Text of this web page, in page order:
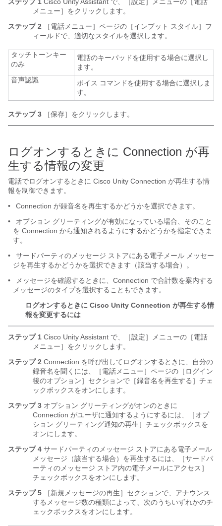
メニュー］をクリックします。
ステップ 2 ［電話メニュー］ページの［インプット スタイル］フ
ィールドで、適切なスタイルを選択します。
タッチトーンキー
のみ
電話のキーパッドを使用する場合に選択し
ます。
音声認識
ボイス コマンドを使用する場合に選択しま
す。
ステップ 3 ［保存］をクリックします。
ログオンするときに Connection が再
生する情報の変更
電話でログオンするときに Cisco Unity Connection が再生する情
報を制御できます。
•
Connection が録音名を再生するかどうかを選択できます。
•
オプション グリーティングが有効になっている場合、そのこと
を Connection から通知されるようにするかどうかを指定できま
す。
•
サードパーティのメッセージ ストアにある電子メール メッセー
ジを再生するかどうかを選択できます（該当する場合）。
•
メッセージを確認するときに、Connection で合計数を案内する
メッセージのタイプを選択することもできます。
ログオンするときに Cisco Unity Connection が再生する情
報を変更するには
ステップ 1 Cisco Unity Assistant で、［設定］メニューの［電話
メニュー］をクリックします。
ステップ 2 Connection を呼び出してログオンするときに、自分の
録音名を聞くには、［電話メニュー］ページの［ログイン
後のオプション］セクションで［録音名を再生する］チェ
ックボックスをオンにします。
ステップ 3 オプション グリーティングがオンのときに
Connection がユーザに通知するようにするには、［オプ
ション グリーティング通知の再生］チェックボックスを
オンにします。
ステップ 4 サードパーティのメッセージ ストアにある電子メール
メッセージ（該当する場合）を再生するには、［サードパ
ーティのメッセージ ストア内の電子メールにアクセス］
チェックボックスをオンにします。
ステップ 5 ［新規メッセージの再生］セクションで、アナウンス
するメッセージ数の種類によって、次のうちいずれかのチ
ェックボックスをオンにします。